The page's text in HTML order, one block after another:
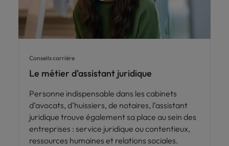
Conseils carrière
Le métier d'assistant juridique
Personne indispensable dans les cabinets
d’avocats, d’huissiers, de notaires, l’assistant
juridique trouve également sa place au sein des
entreprises : service juridique ou contentieux,
ressources humaines et relations sociales.